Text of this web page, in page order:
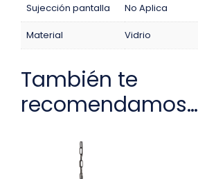
Sujección pantalla No Aplica
Material Vidrio
También te
recomendamos…